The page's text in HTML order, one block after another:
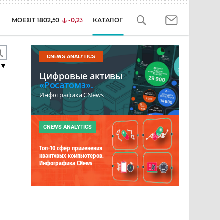
MOEXIT 1802,50 -0,23 КАТАЛОГ
CNEWS ANALYTICS
Цифровые активы
«Росатома».
Инфографика CNews
CNEWS ANALYTICS
Топ-10 сфер применения
квантовых компьютеров.
Инфографика CNews